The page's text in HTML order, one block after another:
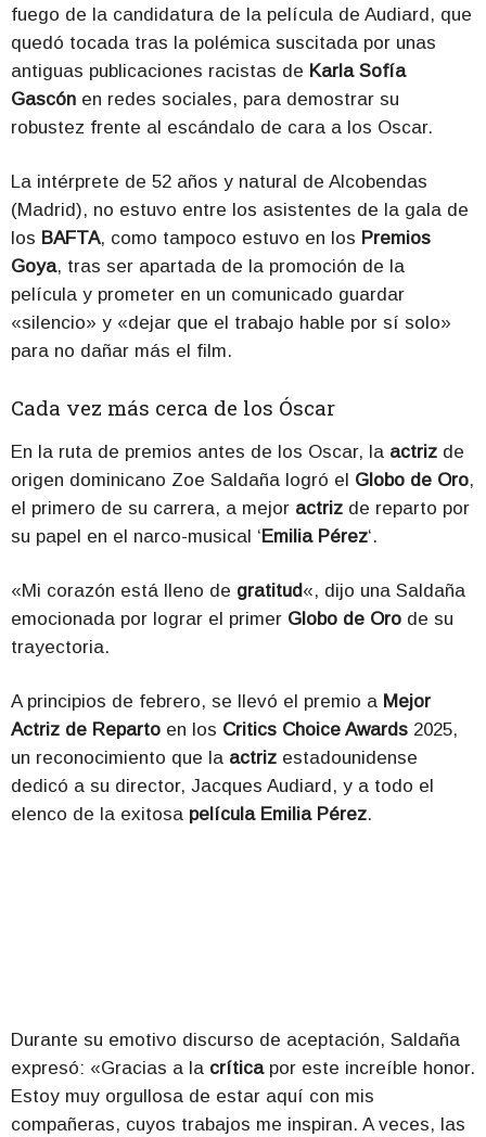
fuego de la candidatura de la película de Audiard, que
quedó tocada tras la polémica suscitada por unas
antiguas publicaciones racistas de Karla Sofía
Gascón en redes sociales, para demostrar su
robustez frente al escándalo de cara a los Oscar.
La intérprete de 52 años y natural de Alcobendas
(Madrid), no estuvo entre los asistentes de la gala de
los BAFTA, como tampoco estuvo en los Premios
Goya, tras ser apartada de la promoción de la
película y prometer en un comunicado guardar
«silencio» y «dejar que el trabajo hable por sí solo»
para no dañar más el film.
Cada vez más cerca de los Óscar
En la ruta de premios antes de los Oscar, la actriz de
origen dominicano Zoe Saldaña logró el Globo de Oro,
el primero de su carrera, a mejor actriz de reparto por
su papel en el narco-musical ‘ Emilia Pérez‘.
«Mi corazón está lleno de gratitud «, dijo una Saldaña
emocionada por lograr el primer Globo de Oro de su
trayectoria.
A principios de febrero, se llevó el premio a Mejor
Actriz de Reparto en los Critics Choice Awards 2025,
un reconocimiento que la actriz estadounidense
dedicó a su director, Jacques Audiard, y a todo el
elenco de la exitosa película Emilia Pérez.
Durante su emotivo discurso de aceptación, Saldaña
expresó: «Gracias a la críticapor este increíble honor.
Estoy muy orgullosa de estar aquí con mis
compañeras, cuyos trabajos me inspiran. A veces, las